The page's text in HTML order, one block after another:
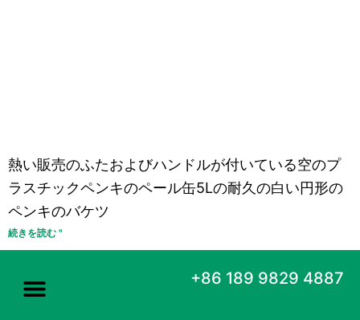
熱い販売のふたおよびハンドルが付いている空のプ
ラスチックペンキのペール缶5Lの耐久の白い円形の
ペンキのバケツ
続きを読む "
+86 189 9829 4887